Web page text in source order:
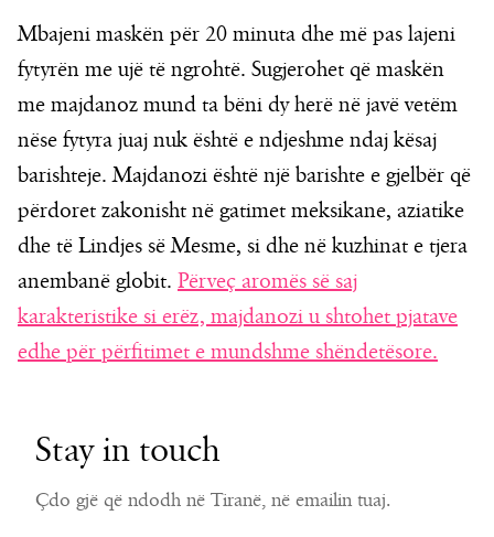
Mbajeni maskën për 20 minuta dhe më pas lajeni
fytyrën me ujë të ngrohtë. Sugjerohet që maskën
me majdanoz mund ta bëni dy herë në javë vetëm
nëse fytyra juaj nuk është e ndjeshme ndaj kësaj
barishteje. Majdanozi është një barishte e gjelbër që
përdoret zakonisht në gatimet meksikane, aziatike
dhe të Lindjes së Mesme, si dhe në kuzhinat e tjera
anembanë globit. Përveç aromës së saj
karakteristike si erëz, majdanozi u shtohet pjatave
edhe për përfitimet e mundshme shëndetësore.
Stay in touch
Çdo gjë që ndodh në Tiranë, në emailin tuaj.